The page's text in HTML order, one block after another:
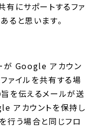
有にサポートするファ
ると思います。
Google アカウン
ァイルを共有する場
を伝えるメールが送
アカウントを保持し
行う場合と同じフロ